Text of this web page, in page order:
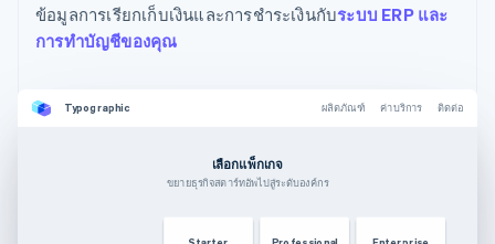
ข้อมูลการเรียกเก็บเงินและการชำระเงินกับระบบ ERP และ
การทำบัญชีของคุณ
Typographic ผลิตภัณฑ์ ค่าบริการ ติดต่อ
เลือกแพ็กเกจ
ขยายธุรกิจสตาร์ทอัพไปสู่ระดับองค์กร